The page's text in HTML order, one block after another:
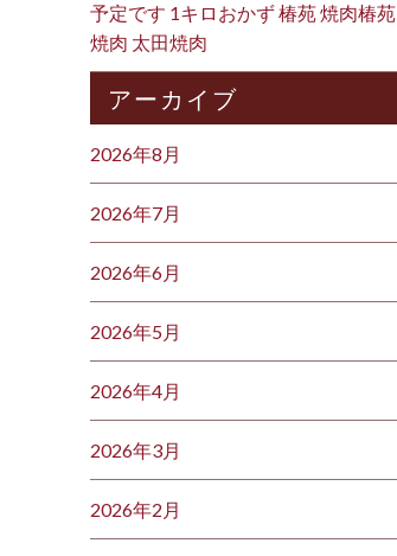
予定です 1キロおかず 椿苑 焼肉椿苑
焼肉 太田焼肉
アーカイブ
2026年8月
2026年7月
2026年6月
2026年5月
2026年4月
2026年3月
2026年2月